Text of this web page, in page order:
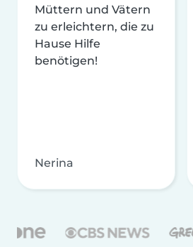
Müttern und Vätern
zu erleichtern, die zu
Hause Hilfe
benötigen!
Nerina